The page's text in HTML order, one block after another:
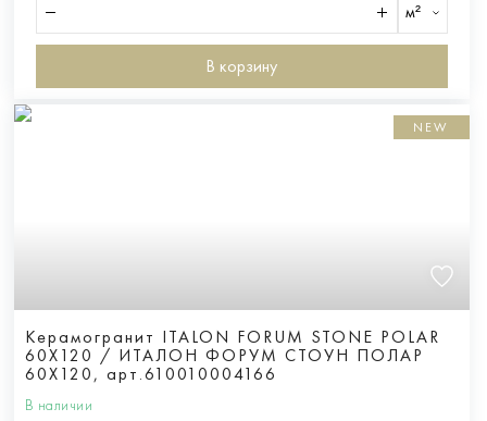
м²
В корзину
NEW
Керамогранит ITALON FORUM STONE POLAR
60X120 / ИТАЛОН ФОРУМ СТОУН ПОЛАР
60X120, арт.610010004166
В наличии